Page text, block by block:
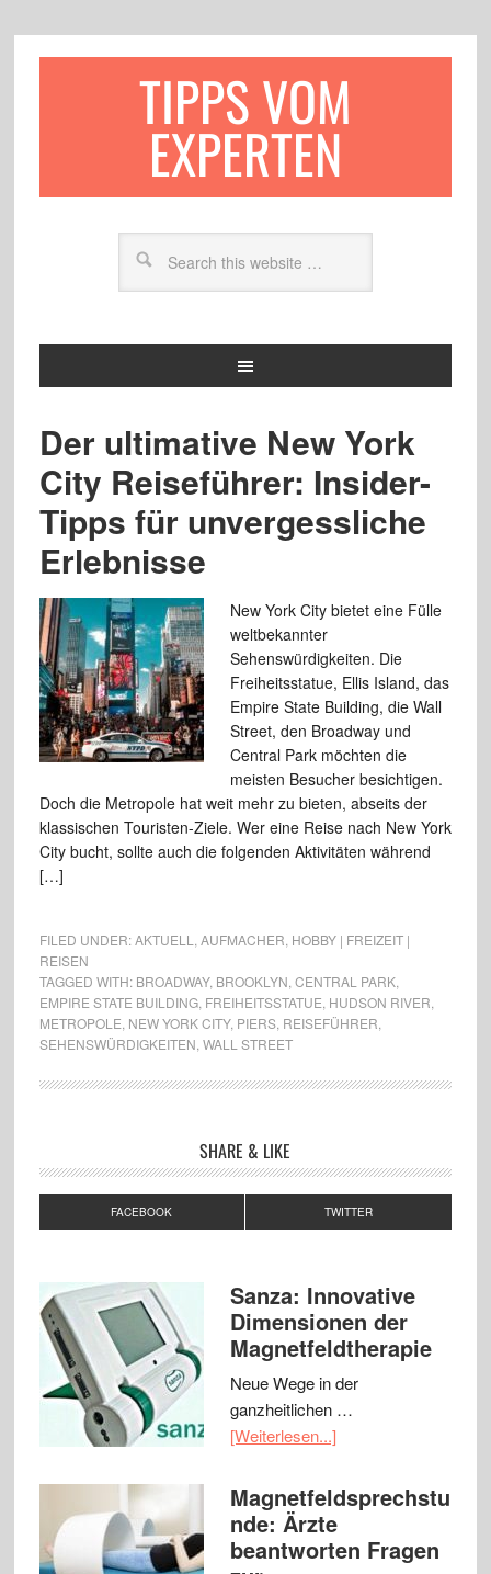
TIPPS VOM
EXPERTEN
Der ultimative New York
City Reiseführer: Insider-
Tipps für unvergessliche
Erlebnisse
New York City bietet eine Fülle
weltbekannter
Sehenswürdigkeiten. Die
Freiheitsstatue, Ellis Island, das
Empire State Building, die Wall
Street, den Broadway und
Central Park möchten die
meisten Besucher besichtigen.
Doch die Metropole hat weit mehr zu bieten, abseits der
klassischen Touristen-Ziele. Wer eine Reise nach New York
City bucht, sollte auch die folgenden Aktivitäten während
[…]
FILED UNDER:AKTUELL AUFMACHER HOBBY | FREIZEIT |
REISEN
TAGGED WITH: BROADWAY, BROOKLYN CENTRAL PARK,
EMPIRE STATE BUILDING, FREIHEITSSTATUE HUDSON RIVER
METROPOLE NEW YORK CITY, PIERS, REISEFÜHRER
SEHENSWÜRDIGKEITEN WALL STREET
SHARE & LIKE
FACEBOOK TWITTER
Sanza: Innovative
Dimensionen der
Magnetfeldtherapie
Neue Wege in der
ganzheitlichen …
[Weiterlesen...]
Magnetfeldsprechstu
nde: Ärzte
beantworten Fragen